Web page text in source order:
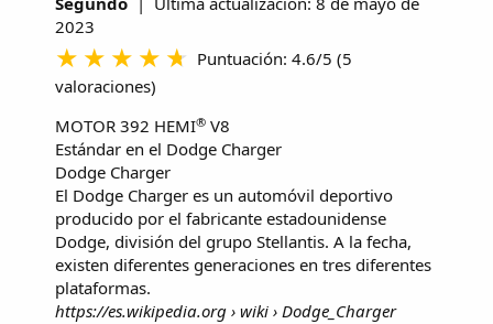
2023
Puntuación: 4.6/5 (5
valoraciones)
MOTOR 392 HEMI® V8
Estándar en el Dodge Charger
Dodge Charger
El Dodge Charger es un automóvil deportivo
producido por el fabricante estadounidense
Dodge, división del grupo Stellantis. A la fecha,
existen diferentes generaciones en tres diferentes
plataformas.
https://es.wikipedia.org › wiki › Dodge_Charger